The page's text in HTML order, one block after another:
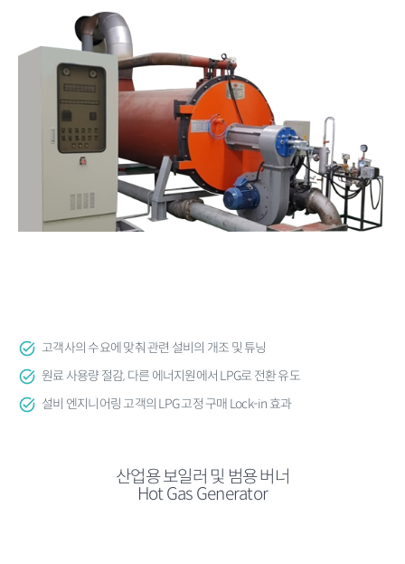
고객사의 수요에 맞춰 관련 설비의 개조 및 튜닝
원료 사용량 절감, 다른 에너지원에서 LPG로 전환 유도
설비 엔지니어링 고객의 LPG 고정 구매 Lock-in 효과
산업용 보일러 및 범용 버너
Hot Gas Generator